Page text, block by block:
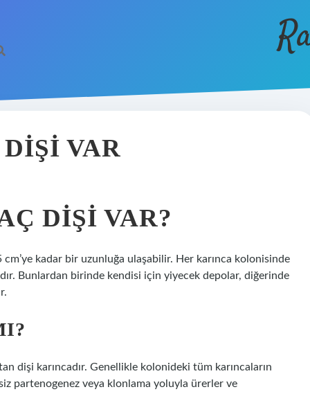
VAR
DIŞI VAR?
kadar bir uzunluğa ulaşabilir. Her karınca kolonisinde
Bunlardan birinde kendisi için yiyecek depolar, diğerinde
dişi karıncadır. Genellikle kolonideki tüm karıncaların
partenogenez veya klonlama yoluyla ürerler ve